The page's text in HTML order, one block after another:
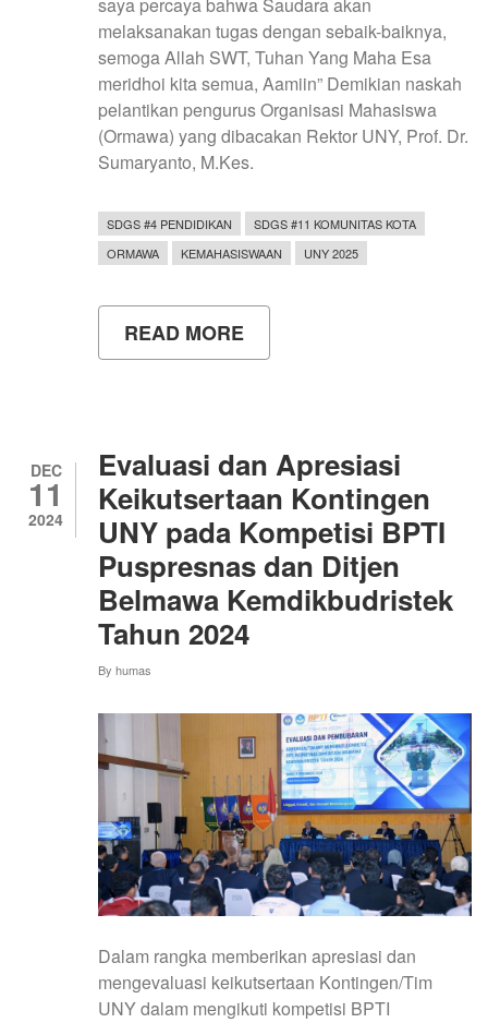
melaksanakan tugas dengan sebaik-baiknya,
semoga Allah SWT, Tuhan Yang Maha Esa
meridhoi kita semua, Aamiin” Demikian naskah
pelantikan pengurus Organisasi Mahasiswa
(Ormawa) yang dibacakan Rektor UNY, Prof. Dr.
Sumaryanto, M.Kes.
SDGS #4 PENDIDIKAN
SDGS #11 KOMUNITAS KOTA
ORMAWA
KEMAHASISWAAN UNY 2025
READ MORE
PELANTIKAN
2025
DEC
11
2024
Evaluasi dan Apresiasi
Keikutsertaan Kontingen
UNY pada Kompetisi BPTI
Puspresnas dan Ditjen
Belmawa Kemdikbudristek
Tahun 2024
By humas
Dalam rangka memberikan apresiasi dan
mengevaluasi keikutsertaan Kontingen/Tim
UNY dalam mengikuti kompetisi BPTI